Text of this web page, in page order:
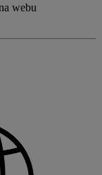
webu